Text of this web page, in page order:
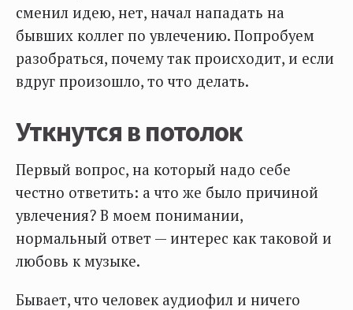
сменил идею, нет, начал нападать на
бывших коллег по увлечению. Попробуем
разобраться, почему так происходит, и если
вдруг произошло, то что делать.
Уткнутся в потолок
Первый вопрос, на который надо себе
честно ответить: а что же было причиной
увлечения? В моем понимании,
нормальный ответ — интерес как таковой и
любовь к музыке.
Бывает, что человек аудиофил и ничего